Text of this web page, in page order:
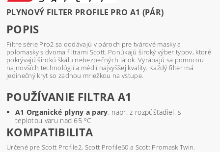
PLYNOVÝ FILTER PROFILE PRO A1 (PÁR)
POPIS
Filtre série Pro2 sa dodávajú v pároch pre tvárové masky a
polomasky s dvoma filtrami Scott. Ponúkajú široký výber typov, ktoré
pokrývajú širokú škálu nebezpečných látok. Vyrábajú sa pomocou
najnovších technológií a médií najvyššej kvality. Každý filter má
jedinečný kryt so zadnou mriežkou na vstupe.
POUŽÍVANIE FILTRA A1
A1 Organické plyny a pary, napr. z rozpúšťadiel, s
teplotou varu nad 65 ºC
KOMPATIBILITA
Určené pre Scott Profile2, Scott Profile60 a Scott Promask Twin.